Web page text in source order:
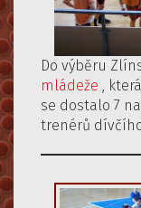
Do výběru
mládeže
,
se dostalo 7
trenérů